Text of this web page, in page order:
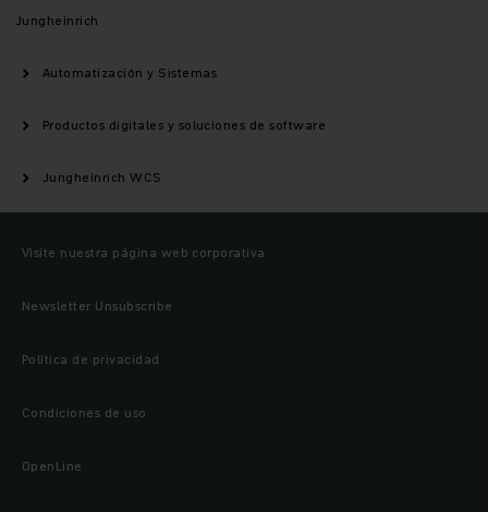
Jungheinrich
Automatización y Sistemas
Productos digitales y soluciones de software
Jungheinrich WCS
Visite nuestra página web corporativa
Newsletter Unsubscribe
Política de privacidad
Condiciones de uso
OpenLine